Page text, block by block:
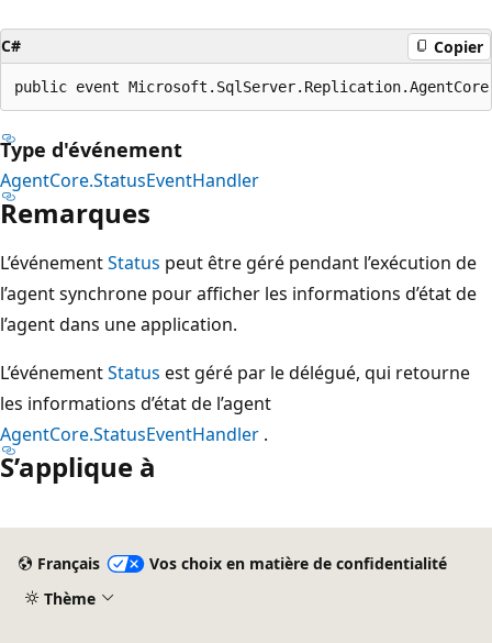
C# Copier
public event
Type d'événement
AgentCore.StatusEventHandler
Remarques
L’événementStatus peut être géré pendant l’exécution de
l’agent synchrone pour afficher les informations d’état de
l’agent dans une application.
L’événementStatus est géré par le délégué, qui retourne
les informations d’état de l’agent
AgentCore.StatusEventHandler .
S’applique à
désactivé
Français
Vos choix en matière de confidentialité
Thème